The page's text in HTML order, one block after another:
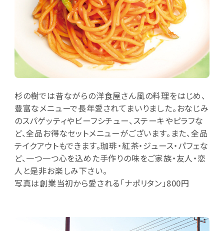
杉の樹では昔ながらの洋食屋さん風の料理をはじめ、
豊富なメニューで長年愛されてまいりました。おなじみ
のスパゲッティやビーフシチュー、ステーキやピラフな
ど、全品お得なセットメニューがございます。また、全品
テイクアウトもできます。珈琲・紅茶・ジュース・パフェな
ど、一つ一つ心を込めた手作りの味をご家族・友人・恋
人と是非お楽しみ下さい。
写真は創業当初から愛される「ナポリタン」800円